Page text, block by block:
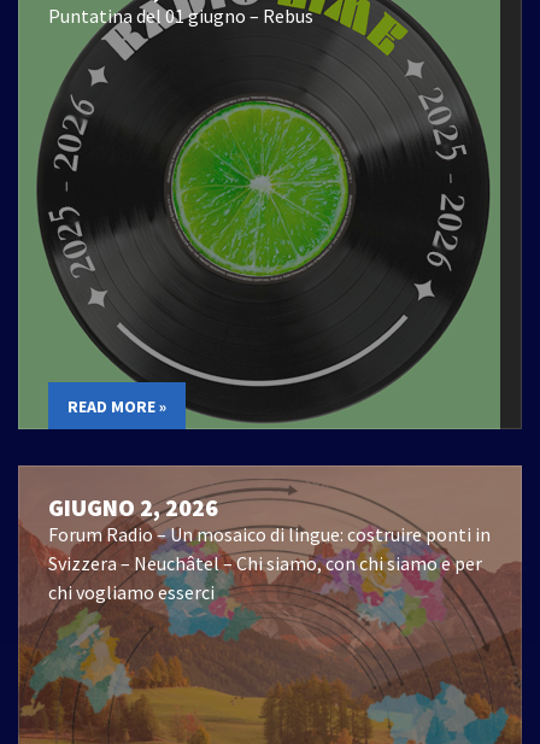
Puntatina del 01 giugno – Rebus
READ MORE »
GIUGNO 2, 2026
Forum Radio – Un mosaico di lingue: costruire ponti in
Svizzera – Neuchâtel – Chi siamo, con chi siamo e per
chi vogliamo esserci